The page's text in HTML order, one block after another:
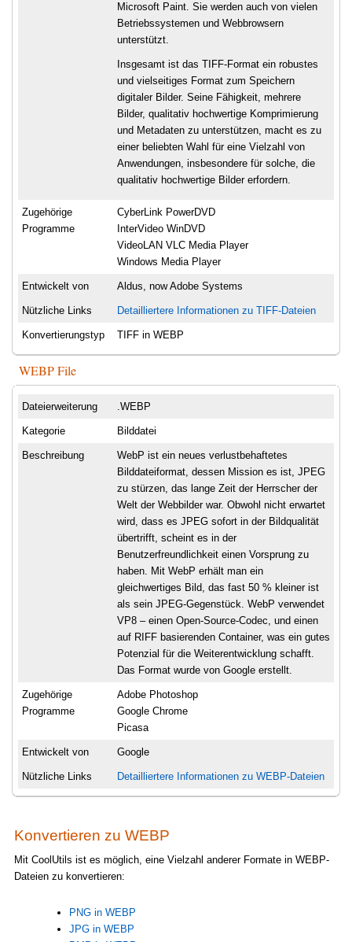
Microsoft Paint. Sie werden auch von vielen
Betriebssystemen und Webbrowsern
unterstützt.
Insgesamt ist das TIFF-Format ein robustes
und vielseitiges Format zum Speichern
digitaler Bilder. Seine Fähigkeit, mehrere
Bilder, qualitativ hochwertige Komprimierung
und Metadaten zu unterstützen, macht es zu
einer beliebten Wahl für eine Vielzahl von
Anwendungen, insbesondere für solche, die
qualitativ hochwertige Bilder erfordern.
Zugehörige
Programme
CyberLink PowerDVD
InterVideo WinDVD
VideoLAN VLC Media Player
Windows Media Player
Entwickelt von Aldus, now Adobe Systems
Nützliche Links Detailliertere Informationen zu TIFF-Dateien
Konvertierungstyp TIFF in WEBP
WEBP File
Dateierweiterung .WEBP
Kategorie Bilddatei
Beschreibung
WebP ist ein neues verlustbehaftetes
Bilddateiformat, dessen Mission es ist, JPEG
zu stürzen, das lange Zeit der Herrscher der
Welt der Webbilder war. Obwohl nicht erwartet
wird, dass es JPEG sofort in der Bildqualität
übertrifft, scheint es in der
Benutzerfreundlichkeit einen Vorsprung zu
haben. Mit WebP erhält man ein
gleichwertiges Bild, das fast 50 % kleiner ist
als sein JPEG-Gegenstück. WebP verwendet
VP8 – einen Open-Source-Codec, und einen
auf RIFF basierenden Container, was ein gutes
Potenzial für die Weiterentwicklung schafft.
Das Format wurde von Google erstellt.
Zugehörige
Programme
Adobe Photoshop
Google Chrome
Picasa
Entwickelt von Google
Nützliche Links Detailliertere Informationen zu WEBP-Dateien
Konvertieren zu WEBP
Mit CoolUtils ist es möglich, eine Vielzahl anderer Formate in WEBP-
Dateien zu konvertieren:
PNG in WEBP
JPG in WEBP